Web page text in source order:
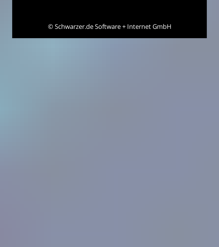
©Schwarzer.de Software + Internet GmbH